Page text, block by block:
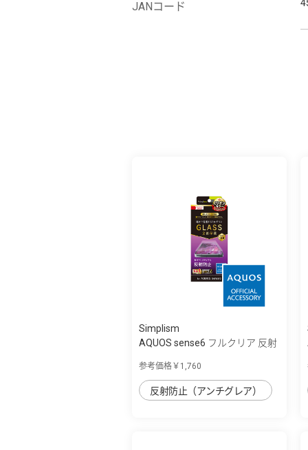
JANコード
Simplism
AQUOS sense6 フルクリア 反射
参考価格￥1,760
反射防止（アンチグレア）